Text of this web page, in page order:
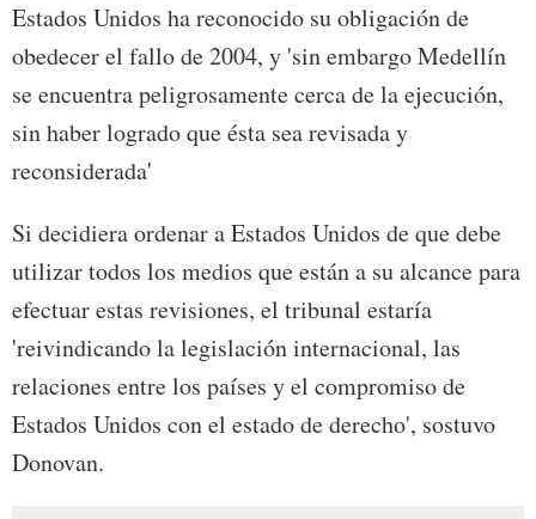
Estados Unidos ha reconocido su obligación de
obedecer el fallo de 2004, y 'sin embargo Medellín
se encuentra peligrosamente cerca de la ejecución,
sin haber logrado que ésta sea revisada y
reconsiderada'
Si decidiera ordenar a Estados Unidos de que debe
utilizar todos los medios que están a su alcance para
efectuar estas revisiones, el tribunal estaría
'reivindicando la legislación internacional, las
relaciones entre los países y el compromiso de
Estados Unidos con el estado de derecho', sostuvo
Donovan.